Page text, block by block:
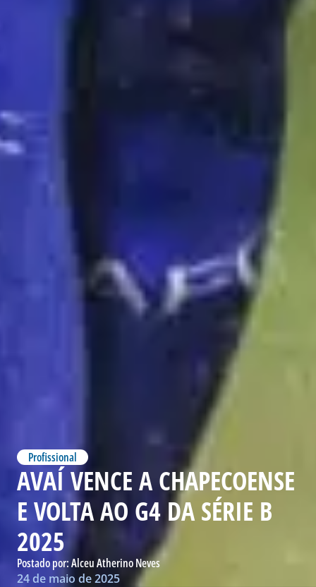
Profissional
AVAÍ VENCE A CHAPECOENSE
E VOLTA AO G4 DA SÉRIE B
2025
Postado por:Alceu Atherino Neves
24 de maio de 2025